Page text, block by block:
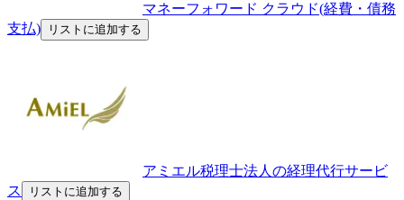
マネーフォワード クラウド(経費・債務
支払)
リストに追加する
アミエル税理士法人の経理代行サービ
ス
リストに追加する